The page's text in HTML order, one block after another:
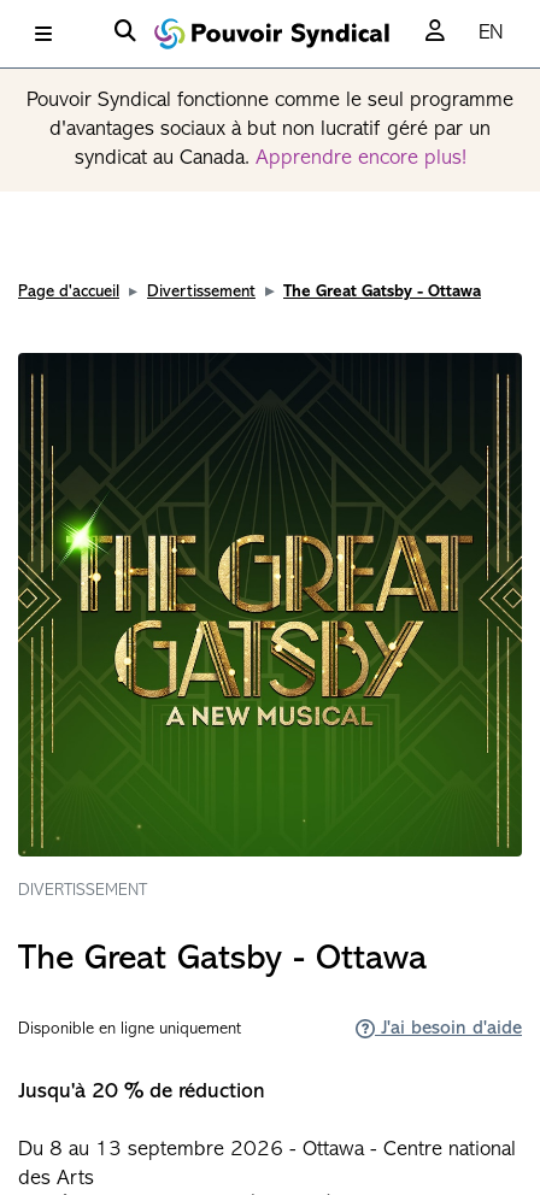
EN
Pouvoir Syndical fonctionne comme le seul programme
d'avantages sociaux à but non lucratif géré par un
syndicat au Canada. Apprendre encore plus!
Page d'accueil Divertissement The Great Gatsby - Ottawa
DIVERTISSEMENT
The Great Gatsby - Ottawa
Disponible en ligne uniquement J'ai besoin d'aide
Jusqu'à 20 % de réduction
Du 8 au 13 septembre 2026 - Ottawa - Centre national
des Arts